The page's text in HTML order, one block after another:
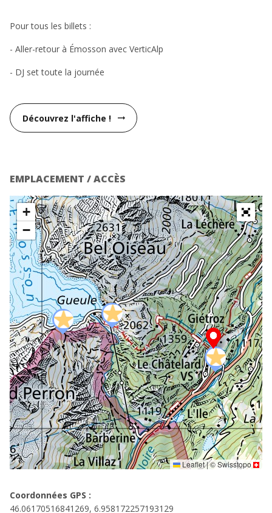
Pour tous les billets :
- Aller-retour à Émosson avec VerticAlp
- DJ set toute la journée
Découvrez l'affiche ! arrow_right_alt
EMPLACEMENT / ACCÈS
+
−
Leaflet|©Swisstopo
Coordonnées GPS :
46.06170516841269, 6.958172257193129